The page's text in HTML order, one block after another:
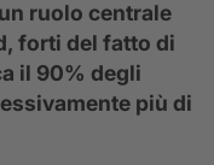
ruolo centrale
forti del fatto di
il 90% degli
più di